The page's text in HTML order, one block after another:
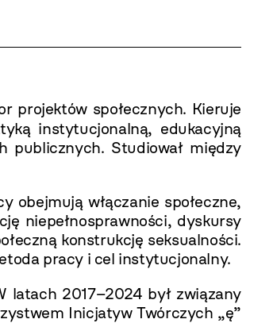
projektów społecznych. Kieruje
instytucjonalną, edukacyjną
publicznych. Studiował między
obejmują włączanie społeczne,
niepełnosprawności, dyskursy
konstrukcję seksualności.
pracy i cel instytucjonalny.
latach 2017–2024 był związany
Inicjatyw Twórczych „ę”